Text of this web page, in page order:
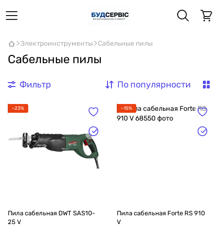
Электроинструменты Сабельные пилы
Сабельные пилы
Фильтр По популярности
−23%
Пила сабельная DWT SAS10-
25 V
−15%
Пила сабельная Forte RS 910
V